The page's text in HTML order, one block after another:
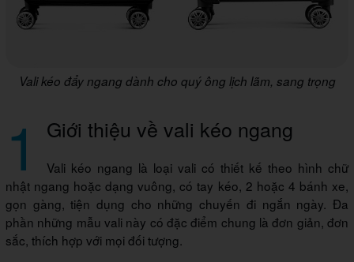
Vali kéo đẩy ngang dành cho quý ông lịch lãm, sang trọng
1 Giới thiệu về vali kéo ngang
Vali kéo ngang là loại vali có thiết kế theo hình chữ
nhật ngang hoặc dạng vuông, có tay kéo, 2 hoặc 4 bánh xe,
gọn gàng, tiện dụng cho những chuyến đi ngắn ngày. Đa
phần những mẫu vali này có đặc điểm chung là đơn giản, đơn
sắc, thích hợp với mọi đối tượng.